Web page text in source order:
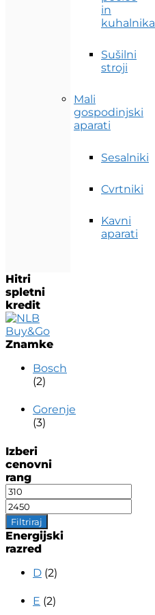
in
kuhalnika
Sušilni
stroji
Mali
gospodinjski
aparati
Sesalniki
Cvrtniki
Kavni
aparati
Hitri
spletni
kredit
Znamke
Bosch
(2)
Gorenje
(3)
Izberi
cenovni
rang
Min
cena
Max
cena
Filtriraj
Energijski
razred
D (2)
E (2)